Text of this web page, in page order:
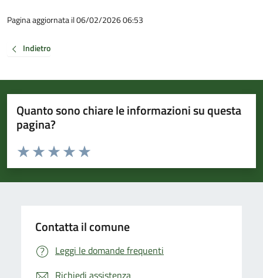
Pagina aggiornata il 06/02/2026 06:53
Indietro
Quanto sono chiare le informazioni su questa
pagina?
Valuta da 1 a 5 stelle la pagina
Valuta 5 stelle su 5
Valuta 4 stelle su 5
Valuta 3 stelle su 5
Valuta 2 stelle su 5
Valuta 1 stelle su 5
Contatta il comune
Leggi le domande frequenti
Richiedi assistenza